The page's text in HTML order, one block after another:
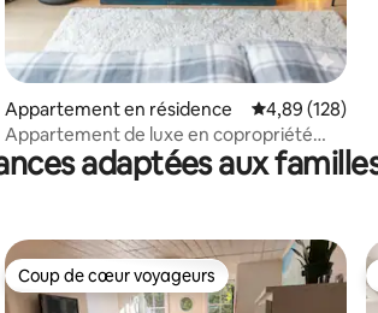
Appartement en résidence Évaluation
4,89 (128)
Appartement de luxe en copropriété
avec terrasse et sauna, etc.
adaptées aux
Coup de cœur voyageurs
Coup de cœur voyageurs